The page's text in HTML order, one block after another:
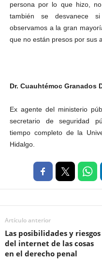
persona por lo que hizo,
también se desvanece
observamos a la gran
que no están presos por sus
Dr. Cuauhtémoc Granados
Ex agente del ministerio
secretario de seguridad
tiempo completo de la
Hidalgo.
Artículo anterior
Las posibilidades y riesgos
del internet de las cosas
en el derecho penal